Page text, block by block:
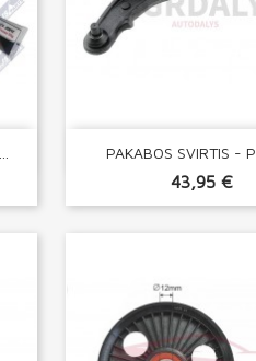
PAKABOS SVIRTIS -
43,95 €
Greita